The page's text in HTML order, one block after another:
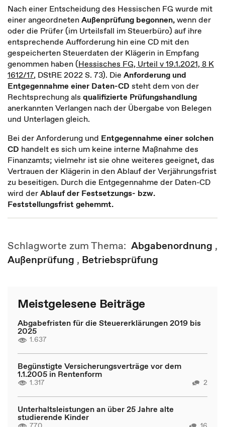
Nach einer Entscheidung des Hessischen FG wurde mit
einer angeordnetenAußenprüfung begonnen,wenn der
oder die Prüfer (im Urteilsfall im Steuerbüro) auf ihre
entsprechende Aufforderung hin eine CD mit den
gespeicherten Steuerdaten der Klägerin in Empfang
genommen haben (Hessisches FG, Urteil v 19.1.2021, 8 K
1612/17, DStRE 2022 S. 73). Die Anforderung und
Entgegennahme einer Daten-CD steht dem von der
Rechtsprechung als qualifizierte Prüfungshandlung
anerkannten Verlangen nach der Übergabe von Belegen
und Unterlagen gleich.
Bei der Anforderung und Entgegennahme einer solchen
CD handelt es sich um keine interne Maßnahme des
Finanzamts; vielmehr ist sie ohne weiteres geeignet, das
Vertrauen der Klägerin in den Ablauf der Verjährungsfrist
zu beseitigen. Durch die Entgegennahme der Daten-CD
wird derAblauf der Festsetzungs- bzw.
Feststellungsfrist gehemmt.
Schlagworte zum Thema: Abgabenordnung ,
Außenprüfung , Betriebsprüfung
Meistgelesene Beiträge
Abgabefristen für die Steuererklärungen 2019 bis
2025
1.637
Begünstigte Versicherungsverträge vor dem
1.1.2005 in Rentenform
1.317 2
Unterhaltsleistungen an über 25 Jahre alte
studierende Kinder